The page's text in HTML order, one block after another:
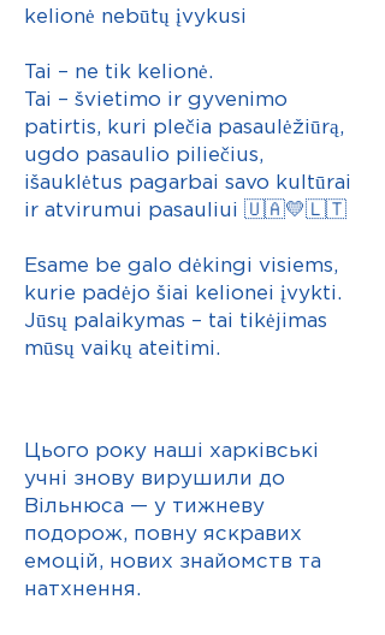
kelionė nebūtų įvykusi
Tai – ne tik kelionė.
Tai – švietimo ir gyvenimo
patirtis, kuri plečia pasaulėžiūrą,
ugdo pasaulio piliečius,
išauklėtus pagarbai savo kultūrai
ir atvirumui pasauliui 🇺🇦💛🇱🇹
Esame be galo dėkingi visiems,
kurie padėjo šiai kelionei įvykti.
Jūsų palaikymas – tai tikėjimas
mūsų vaikų ateitimi.
Цього року наші харківські
учні знову вирушили до
Вільнюса — у тижневу
подорож, повну яскравих
емоцій, нових знайомств та
натхнення.